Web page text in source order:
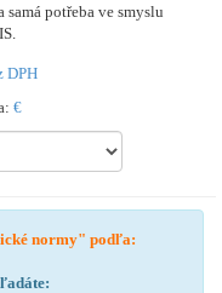
potřeba ve smyslu
DPH
€
normy" podľa: